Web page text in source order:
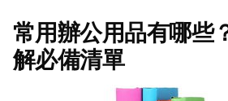
常用辦公用品有哪些
解必備清單